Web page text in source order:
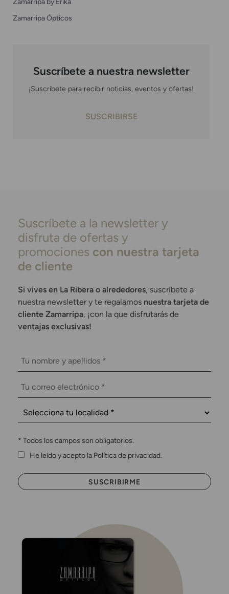
Zamarripa Ópticos
Suscríbete a nuestra newsletter
¡Suscríbete para recibir noticias, eventos y ofertas!
SUSCRIBIRSE
Suscríbete a la newsletter y
disfruta de ofertas y
promociones con nuestra tarjeta
de cliente
Si vives en La Ribera o alrededores, suscríbete a
nuestra newsletter y te regalamos nuestra tarjeta de
cliente Zamarripa, ¡con la que disfrutarás de
ventajas exclusivas!
* Todos los campos son obligatorios.
He leído y acepto la Política de privacidad.